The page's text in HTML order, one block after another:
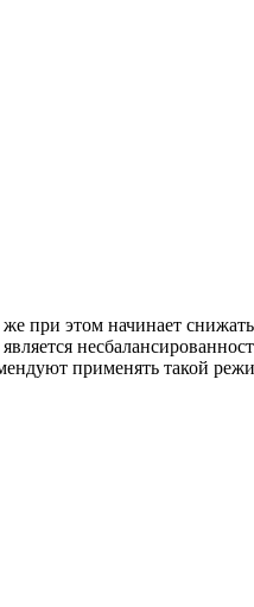
при этом начинает
применять такой